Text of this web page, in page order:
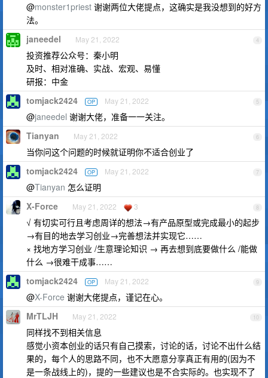
@monster1priest 谢谢两位大佬提点，这确实是我没想到的好方
法。
4
janeedel May 21, 2022
投资推荐公众号：秦小明
及时、相对准确、实战、宏观、易懂
研报：中金
5
tomjack2424 OP May 21, 2022
@janeedel 谢谢大佬，准备一一关注。
6
Tianyan May 21, 2022
当你问这个问题的时候就证明你不适合创业了
7
tomjack2424 OP May 21, 2022
@Tianyan 怎么证明
8
X-Force May 21, 2022 3
√ 有切实可行且考虑周详的想法→有产品原型或完成最小的起步
→有目的地去学习创业→完善想法并实现它……
× 找地方学习创业 /生意理论知识 → 再去想到底要做什么 /能做
什么 →很难干成事……
9
tomjack2424 OP May 21, 2022
@X-Force 谢谢大佬提点，谨记在心。
10
MrTLJH May 21, 2022
同样找不到相关信息
感觉小资本创业的话只有自己摸索，讨论的话，讨论不出什么结
果的，每个人的思路不同，也不大愿意分享真正有用的(因为不
是一条战线上的)，提的一些建议也是不合实际的。也实现不了